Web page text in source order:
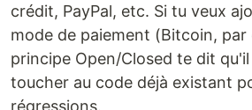
crédit, PayPal, etc. Si tu veux
mode de paiement (Bitcoin, par
principe Open/Closed te dit
toucher au code déjà existant
régressions.